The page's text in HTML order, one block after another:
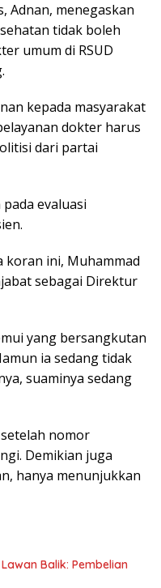
Adnan, menegaskan
tidak boleh
umum di RSUD
kepada masyarakat
dokter harus
dari partai
evaluasi
koran ini, Muhammad
sebagai Direktur
yang bersangkutan
ia sedang tidak
suaminya sedang
nomor
Demikian juga
hanya menunjukkan
Balik: Pembelian